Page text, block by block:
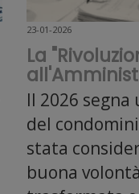
23-01-2026
La
Il 2026
del
stata
buona